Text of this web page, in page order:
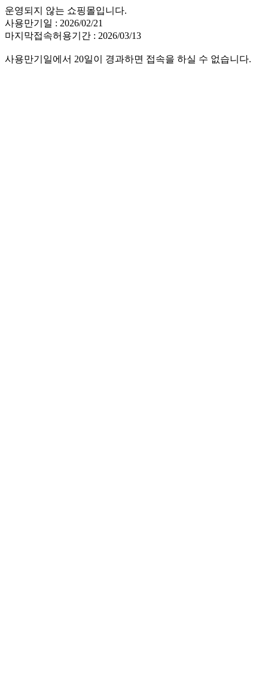
운영되지 않는 쇼핑몰입니다.
사용만기일 : 2026/02/21
마지막접속허용기간 : 2026/03/13
사용만기일에서 20일이 경과하면 접속을 하실 수 없습니다.